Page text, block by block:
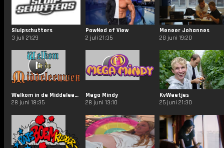
Sluipschutters
3 juli 21:29
PowNed of View
2 juli 21:35
Meneer Johannes
28 juni 19:20
Welkom in de Middeleeuwen
28 juni 18:35
Mega Mindy
28 juni 13:10
KvWeetjes
25 juni 21:30